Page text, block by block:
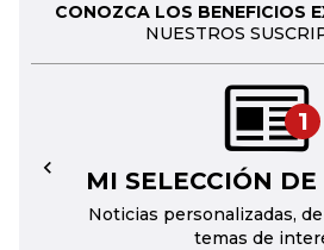
CONOZCA LOS BENEFICIOS
NUESTROS
1
MI SELECCIÓN
Noticias personalizadas,
temas de
←